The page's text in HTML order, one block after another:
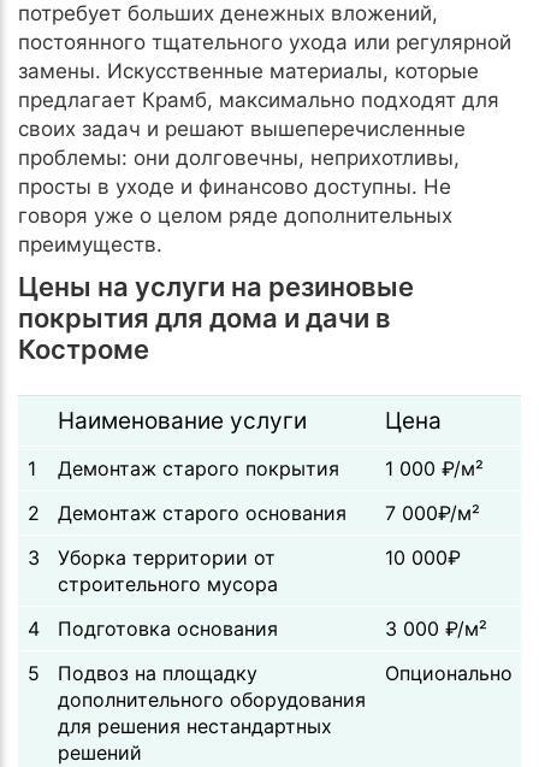
потребует больших денежных вложений,
постоянного тщательного ухода или регулярной
замены. Искусственные материалы, которые
предлагает Крамб, максимально подходят для
своих задач и решают вышеперечисленные
проблемы: они долговечны, неприхотливы,
просты в уходе и финансово доступны. Не
говоря уже о целом ряде дополнительных
преимуществ.
Цены на услуги на резиновые
покрытия для дома и дачи в
Костроме
Наименование услуги Цена
1 Демонтаж старого покрытия
1 000 ₽/м²
2
Демонтаж старого основания
7 000₽/м²
3
Уборка территории от
строительного мусора
10 000₽
4 Подготовка основания
3 000 ₽/м²
5
Подвоз на площадку
дополнительного оборудования
для решения нестандартных
решений
Опционально